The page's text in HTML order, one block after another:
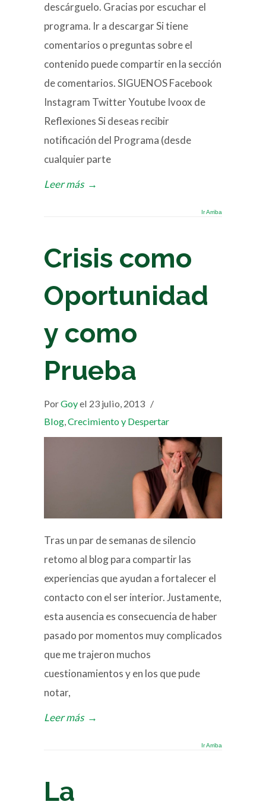
descárguelo. Gracias por escuchar el
programa. Ir a descargar Si tiene
comentarios o preguntas sobre el
contenido puede compartir en la sección
de comentarios. SIGUENOS Facebook
Instagram Twitter Youtube Ivoox de
Reflexiones Si deseas recibir
notificación del Programa (desde
cualquier parte
Leer más →
Ir Arriba
Crisis como
Oportunidad
y como
Prueba
PorGoyel 23 julio, 2013 /
Blog,Crecimiento y Despertar
Tras un par de semanas de silencio
retomo al blog para compartir las
experiencias que ayudan a fortalecer el
contacto con el ser interior. Justamente,
esta ausencia es consecuencia de haber
pasado por momentos muy complicados
que me trajeron muchos
cuestionamientos y en los que pude
notar,
Leer más →
Ir Arriba
La